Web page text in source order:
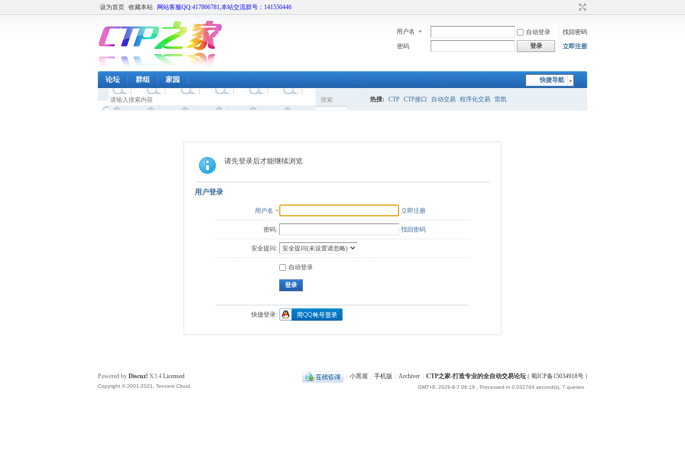
设为首页 收藏本站 网站客服QQ:417806781,本站交流群号：141550446
用户名 自动登录
找回密码
密码
登录 立即注册
快捷导航
论坛 群组 家园
搜索 热搜: CTP CTP接口 自动交易 程序化交易 雷凯
请先登录后才能继续浏览
用户登录
用户名 立即注册
密码: 找回密码
安全提问:
自动登录
登录
快捷登录:
小黑屋 手机版 Archiver CTP之家-打造专业的全自动交易论坛 ( 蜀ICP备15034918号 )
GMT+8, 2026-8-7 06:19 , Processed in 0.032764 second(s), 7 queries .
Powered by Discuz! X3.4 Licensed
Copyright © 2001-2021, Tencent Cloud.